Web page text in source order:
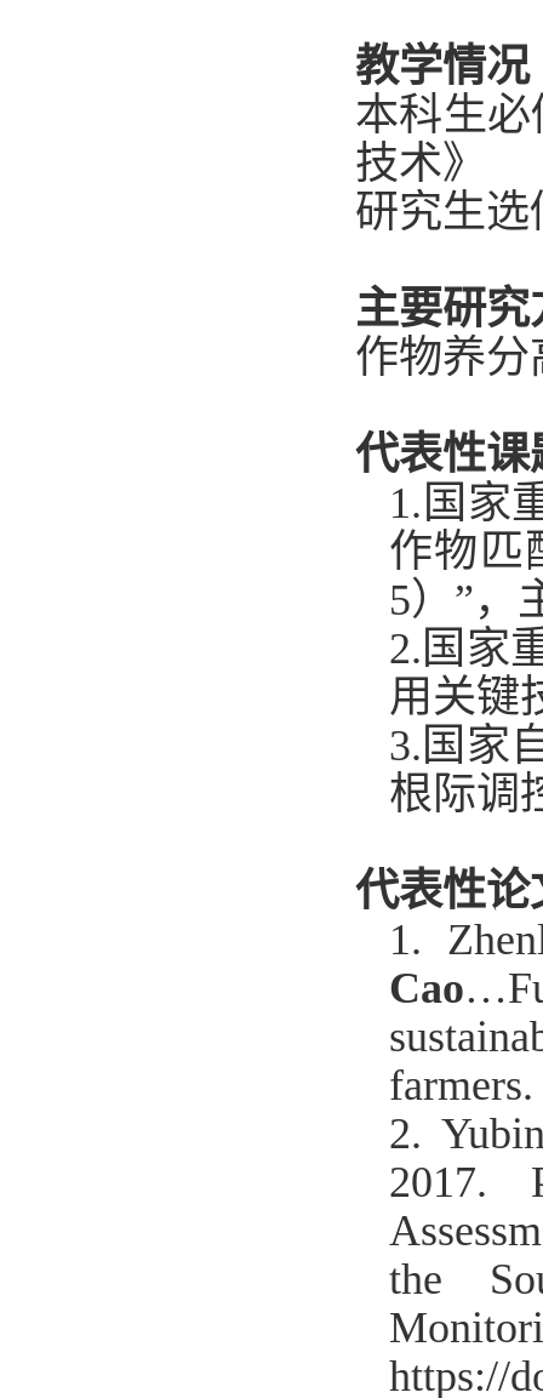
教学情况
本科生
技术》
研究生
主要研究
作物养
代表性课
1. 国家
作物匹
5）”，
2.国家
用关键
3.国家
根际调
代表性论
1.
Cao…
farmers
2.
2017.
the
https://